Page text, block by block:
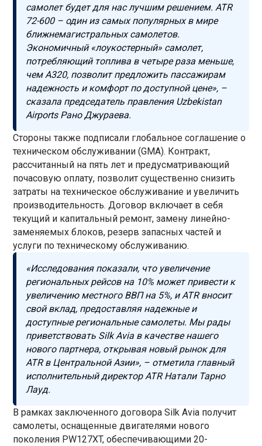
самолет будет для нас лучшим решением. ATR
72-600 – один из самых популярных в мире
ближнемагистральных самолетов.
Экономичный «лоукостерный» самолет,
потребляющий топлива в четыре раза меньше,
чем А320, позволит предложить пассажирам
надежность и комфорт по доступной цене», –
сказала председатель правления Uzbekistan
Airports Рано Джураева.
Стороны также подписали глобальное соглашение о
техническом обслуживании (GMA). Контракт,
рассчитанный на пять лет и предусматривающий
почасовую оплату, позволит существенно снизить
затраты на техническое обслуживание и увеличить
производительность. Договор включает в себя
текущий и капитальный ремонт, замену линейно-
заменяемых блоков, резерв запасных частей и
услуги по техническому обслуживанию.
«Исследования показали, что увеличение
региональных рейсов на 10% может привести к
увеличению местного ВВП на 5%, и ATR вносит
свой вклад, предоставляя надежные и
доступные региональные самолеты. Мы рады
приветствовать Silk Avia в качестве нашего
нового партнера, открывая новый рынок для
ATR в Центральной Азии», – отметила главный
исполнительный директор ATR Натали Тарно
Лауд.
В рамках заключенного договора Silk Avia получит
самолеты, оснащенные двигателями нового
поколения PW127XT, обеспечивающими 20-